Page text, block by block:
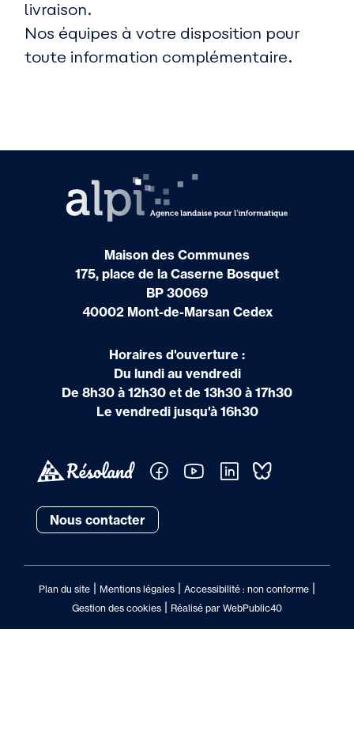
livraison.
Nos équipes à votre disposition pour
toute information complémentaire.
Maison des Communes
175, place de la Caserne Bosquet
BP 30069
40002 Mont-de-Marsan Cedex
Horaires d'ouverture :
Du lundi au vendredi
De 8h30 à 12h30 et de 13h30 à 17h30
Le vendredi jusqu'à 16h30
Nous contacter
Plan du site | Mentions légales | Accessibilité : non conforme |
Gestion des cookies | Réalisé par WebPublic40